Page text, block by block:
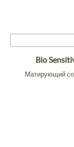
Bio
Матирующий